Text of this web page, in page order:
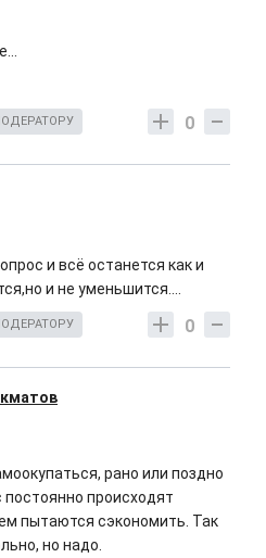
0
и всё останется как и
и не уменьшится....
0
рано или поздно
постоянно происходят
пытаются сэкономить. Так
но надо.